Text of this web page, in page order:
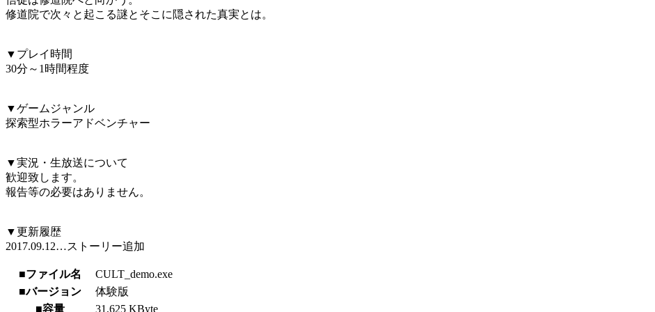
修道院で次々と起こる謎とそこに隠された真実とは。
▼プレイ時間
30分～1時間程度
▼ゲームジャンル
探索型ホラーアドベンチャー
▼実況・生放送について
歓迎致します。
報告等の必要はありません。
▼更新履歴
2017.09.12…ストーリー追加
■ファイル名
CULT_demo.exe
■バージョン
体験版
■容量
31,625 KByte